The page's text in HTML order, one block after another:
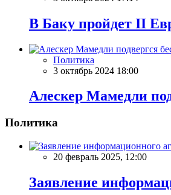
В Баку пройдет II
Политика
3 октябрь 2024 18:00
Алескер Мамедли
Политика
20 февраль 2025, 12:00
Заявление